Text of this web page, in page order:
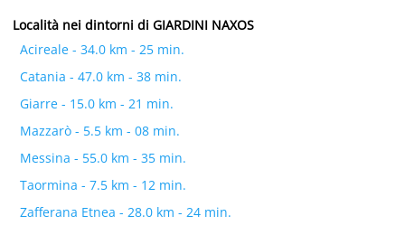
Località nei dintorni di GIARDINI NAXOS
Acireale - 34.0 km - 25 min.
Catania - 47.0 km - 38 min.
Giarre - 15.0 km - 21 min.
Mazzarò - 5.5 km - 08 min.
Messina - 55.0 km - 35 min.
Taormina - 7.5 km - 12 min.
Zafferana Etnea - 28.0 km - 24 min.